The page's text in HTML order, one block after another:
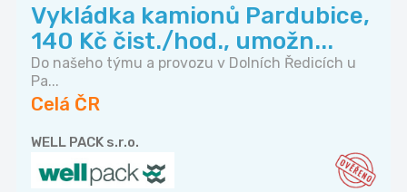
Vykládka kamionů Pardubice,
140 Kč čist./hod., umožn...
Do našeho týmu a provozu v Dolních Ředicích u
Pa...
Celá ČR
WELL PACK s.r.o.